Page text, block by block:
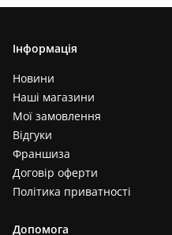
Інформація
Новини
Наші магазини
Мої замовлення
Відгуки
Франшиза
Договір оферти
Політика приватності
Допомога